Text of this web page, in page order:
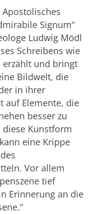
Apostolisches
Signum“
Ludwig Mödl
Schreibens wie
erzählt und bringt
Bildwelt, die
in ihrer
auf Elemente, die
besser zu
Kunstform
eine Krippe
Vor allem
tief
Erinnerung an die